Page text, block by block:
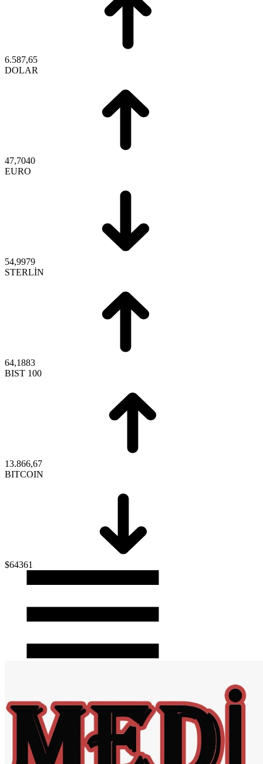
6.587,65
DOLAR
47,7040
EURO
54,9979
STERLİN
64,1883
BIST 100
13.866,67
BITCOIN
$64361